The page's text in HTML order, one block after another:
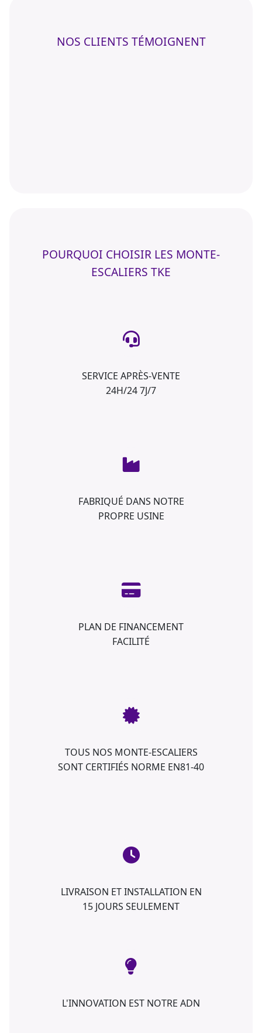
NOS CLIENTS TÉMOIGNENT
POURQUOI CHOISIR LES MONTE-
ESCALIERS TKE
SERVICE APRÈS-VENTE
24H/24 7J/7
FABRIQUÉ DANS NOTRE
PROPRE USINE
PLAN DE FINANCEMENT
FACILITÉ
TOUS NOS MONTE-ESCALIERS
SONT CERTIFIÉS NORME EN81-40
LIVRAISON ET INSTALLATION EN
15 JOURS SEULEMENT
L'INNOVATION EST NOTRE ADN